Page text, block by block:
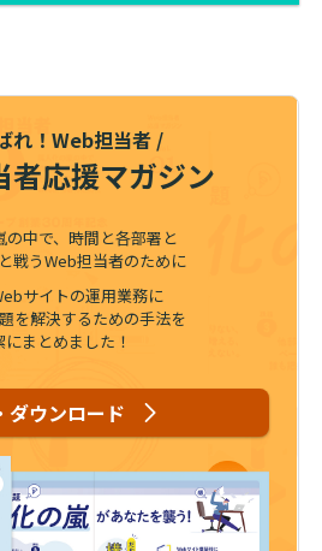
れ！Web担当者 /
応援マガジン
の中で、時間と各部署と
戦うWeb担当者のために
サイトの運用業務に
を解決するための手法を
にまとめました！
ダウンロード